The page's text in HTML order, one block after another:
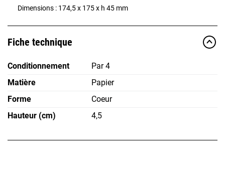
Dimensions : 174,5 x 175 x h 45 mm
Fiche technique
Conditionnement
Par 4
Matière
Papier
Forme
Coeur
Hauteur (cm)
4,5